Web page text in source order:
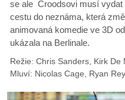
se ale Croodsovi musí vydat
cestu do neznáma, která
animovaná komedie ve 3D
ukázala na Berlinale.
Režie: Chris Sanders, Kirk De
Mluví: Nicolas Cage, Ryan